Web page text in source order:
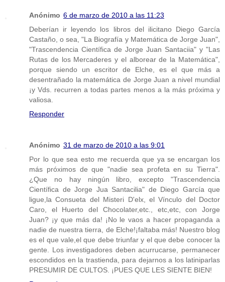
Anónimo 6 de marzo de 2010 a las 11:23
Deberían ir leyendo los libros del ilicitano Diego García
Castaño, o sea, "La Biografía y Matemática de Jorge Juan",
"Trascendencia Científica de Jorge Juan Santaciia" y "Las
Rutas de los Mercaderes y el alborear de la Matemática",
porque siendo un escritor de Elche, es el que más a
desentrañado la matemática de Jorge Juan a nivel mundial
¡y Vds. recurren a todas partes menos a la más próxima y
valiosa.
Responder
Anónimo 31 de marzo de 2010 a las 9:01
Por lo que sea esto me recuerda que ya se encargan los
más próximos de que "nadie sea profeta en su Tierra".
¿Que no hay ningún libro, excepto "Trascendencia
Científica de Jorge Jua Santacilia" de Diego García que
ligue,la Consueta del Misteri D'elx, el Vínculo del Doctor
Caro, el Huerto del Chocolater,etc., etc,etc, con Jorge
Juan? ¡y que más da! ¡No le vaos a hacer propaganda a
nadie de nuestra tierra, de Elche!¡faltaba más! Nuestro blog
es el que vale,el que debe triunfar y el que debe conocer la
gente. Los investigadores deben acurrucarse, permanecer
escondidos en la trastienda, para dejarnos a los latiniparlas
PRESUMIR DE CULTOS. ¡PUES QUE LES SIENTE BIEN!